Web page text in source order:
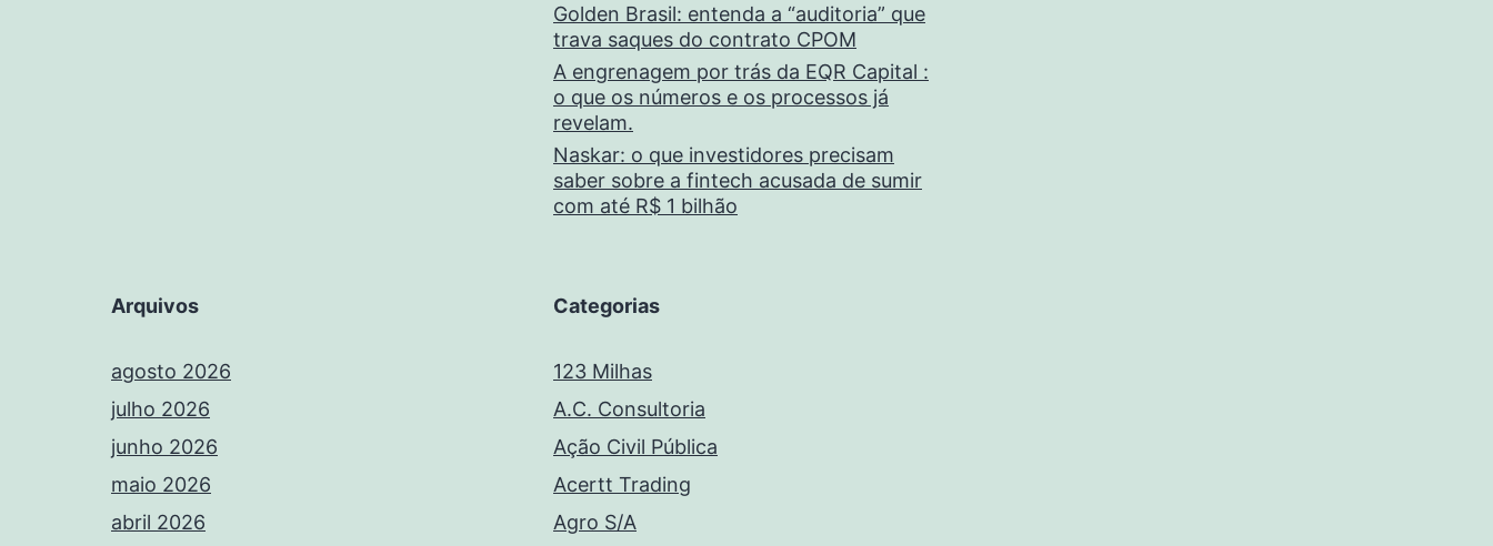
Golden Brasil: entenda a “auditoria” que
trava saques do contrato CPOM
A engrenagem por trás da EQR Capital :
o que os números e os processos já
revelam.
Naskar: o que investidores precisam
saber sobre a fintech acusada de sumir
com até R$ 1 bilhão
Arquivos
agosto 2026
julho 2026
junho 2026
maio 2026
abril 2026
Categorias
123 Milhas
A.C. Consultoria
Ação Civil Pública
Acertt Trading
Agro S/A